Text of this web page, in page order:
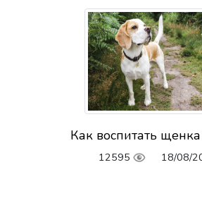
Как воспитать
12595 18/08/